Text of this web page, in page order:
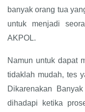
banyak orang tua
untuk menjadi
AKPOL.
Namun untuk dapat
tidaklah mudah, tes
Dikarenakan
dihadapi ketika